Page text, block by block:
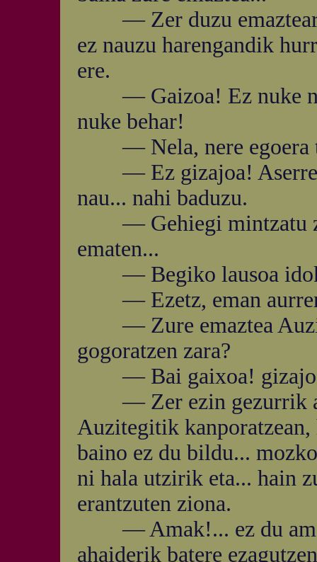
— Zer duzu
ez nauzu harengandik
ere.
— Gaizoa! Ez nuke
nuke behar!
— Nela, nere egoera
— Ez gizajoa!
nau... nahi baduzu.
— Gehiegi mintzatu
ematen...
— Begiko lausoa
— Ezetz, eman
— Zure emaztea Auzi
gogoratzen zara?
— Bai gaixoa!
— Zer ezin gezurrik
Auzitegitik kanporatzean,
baino ez du bildu...
ni hala utzirik eta... hain
erantzuten ziona.
— Amak!... ez du
ahaiderik batere